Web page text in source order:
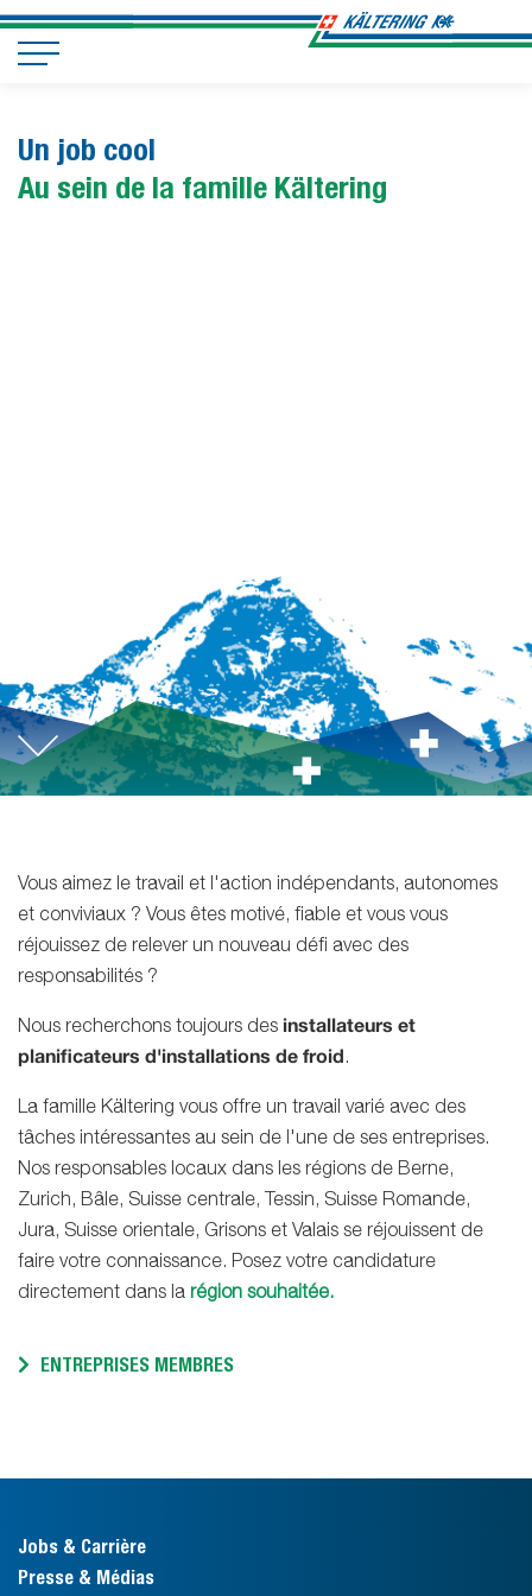
Un job cool
Au sein de la famille Kältering
Vous aimez le travail et l'action indépendants, autonomes
et conviviaux ? Vous êtes motivé, fiable et vous vous
réjouissez de relever un nouveau défi avec des
responsabilités ?
Nous recherchons toujours des installateurs et
planificateurs d'installations de froid.
La famille Kältering vous offre un travail varié avec des
tâches intéressantes au sein de l'une de ses entreprises.
Nos responsables locaux dans les régions de Berne,
Zurich, Bâle, Suisse centrale, Tessin, Suisse Romande,
Jura, Suisse orientale, Grisons et Valais se réjouissent de
faire votre connaissance. Posez votre candidature
directement dans la région souhaitée.
ENTREPRISES MEMBRES
Jobs & Carrière
Presse & Médias